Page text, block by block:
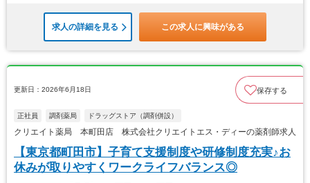
求人の詳細を見る この求人に興味がある
更新日：2026年6月18日 保存する
正社員 調剤薬局 ドラッグストア（調剤併設）
クリエイト薬局 本町田店 株式会社クリエイトエス・ディーの薬剤師求人
【東京都町田市】子育て支援制度や研修制度充実♪お
休みが取りやすくワークライフバランス◎